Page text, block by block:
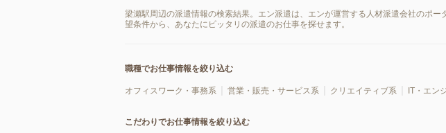
梁瀬駅周辺の派遣情報の検索結果。エン派遣は、エンが運営する人材派遣会社のポ
望条件から、あなたにピッタリの派遣のお仕事を探せます。
職種でお仕事情報を絞り込む
オフィスワーク・事務系 営業・販売・サービス系 クリエイティブ系 IT・エン
こだわりでお仕事情報を絞り込む